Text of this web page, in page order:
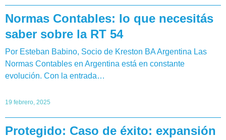
Normas Contables: lo que necesitás
saber sobre la RT 54
Por Esteban Babino, Socio de Kreston BA Argentina Las
Normas Contables en Argentina está en constante
evolución. Con la entrada…
19 febrero, 2025
Protegido: Caso de éxito: expansión